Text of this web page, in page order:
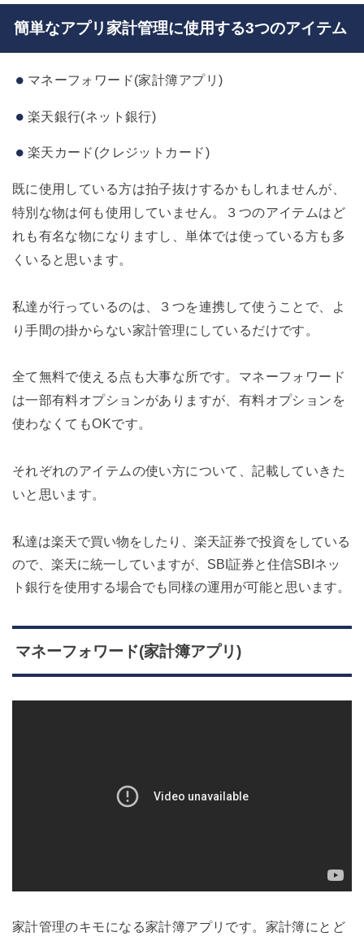
簡単なアプリ家計管理に使用する3つのアイテム
マネーフォワード(家計簿アプリ)
楽天銀行(ネット銀行)
楽天カード(クレジットカード)
既に使用している方は拍子抜けするかもしれませんが、
特別な物は何も使用していません。３つのアイテムはど
れも有名な物になりますし、単体では使っている方も多
くいると思います。
私達が行っているのは、３つを連携して使うことで、よ
り手間の掛からない家計管理にしているだけです。
全て無料で使える点も大事な所です。マネーフォワード
は一部有料オプションがありますが、有料オプションを
使わなくてもOKです。
それぞれのアイテムの使い方について、記載していきた
いと思います。
私達は楽天で買い物をしたり、楽天証券で投資をしている
ので、楽天に統一していますが、SBI証券と住信SBIネッ
ト銀行を使用する場合でも同様の運用が可能と思います。
マネーフォワード(家計簿アプリ)
家計管理のキモになる家計簿アプリです。家計簿にとど